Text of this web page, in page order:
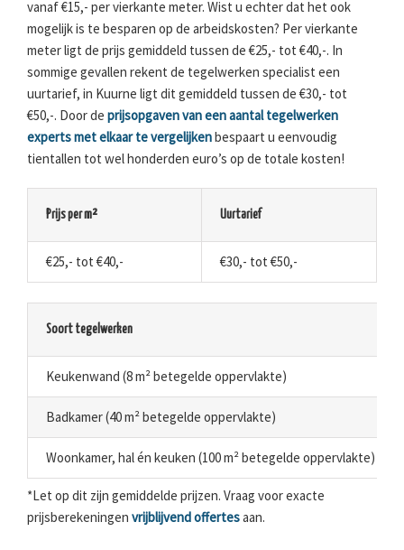
vanaf €15,- per vierkante meter. Wist u echter dat het ook
mogelijk is te besparen op de arbeidskosten? Per vierkante
meter ligt de prijs gemiddeld tussen de €25,- tot €40,-. In
sommige gevallen rekent de tegelwerken specialist een
uurtarief, in Kuurne ligt dit gemiddeld tussen de €30,- tot
€50,-. Door de prijsopgaven van een aantal tegelwerken
experts met elkaar te vergelijkenbespaart u eenvoudig
tientallen tot wel honderden euro’s op de totale kosten!
Prijs per m² Uurtarief
€25,- tot €40,- €30,- tot €50,-
Soort tegelwerken
Keukenwand (8 m² betegelde oppervlakte)
Badkamer (40 m² betegelde oppervlakte)
Woonkamer, hal én keuken (100 m² betegelde oppervlakte)
*Let op dit zijn gemiddelde prijzen. Vraag voor exacte
prijsberekeningen vrijblijvend offertesaan.